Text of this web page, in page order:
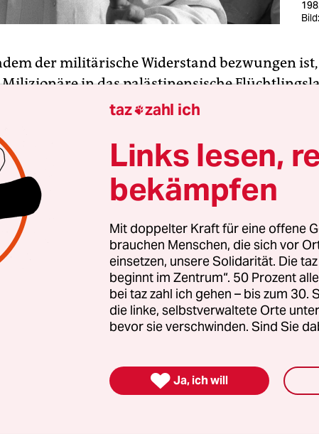
der militärische Widerstand bezwungen
Milizionäre in das palästinensische
Sie vergewaltigen, sie foltern, sie töten –
in der Nähe postierten Einheiten einer
hier vom September 1982 sein, als die
Falange-Miliz vor den Augen der israelischen
bis zweitausend Palästinenser in Sabra
woran anlässlich desTodes von Ariel
wurde. Die Rede könnte aber ebenso
mit den gleichen Opfern, jedoch mit der säkular-
als Killer und der syrischen Armee als
taz zahl ich
Links lesen,
bekämpfen
Mit doppelter Kraft für eine offene
brauchen Menschen, die sich vor
einsetzen, unsere Solidarität. Die
beginnt im Zentrum“. 50 Prozent
bei taz zahl ich gehen – bis zum 30.
die linke, selbstverwaltete Orte
bevor sie verschwinden. Sind Sie
 Ja, ich will